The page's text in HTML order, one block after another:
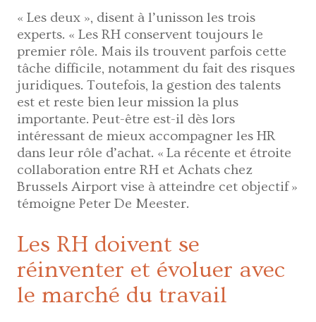
« Les deux », disent à l’unisson les trois
experts. « Les RH conservent toujours le
premier rôle. Mais ils trouvent parfois cette
tâche difficile, notamment du fait des risques
juridiques. Toutefois, la gestion des talents
est et reste bien leur mission la plus
importante. Peut-être est-il dès lors
intéressant de mieux accompagner les HR
dans leur rôle d’achat. « La récente et étroite
collaboration entre RH et Achats chez
Brussels Airport vise à atteindre cet objectif »
témoigne Peter De Meester.
Les RH doivent se
réinventer et évoluer avec
le marché du travail